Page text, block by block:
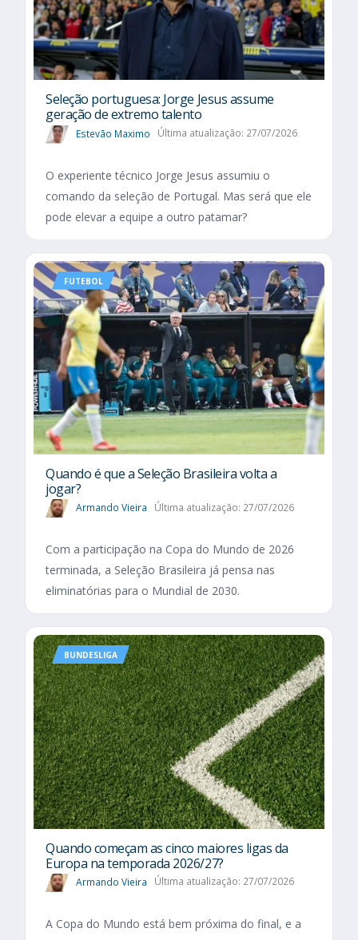
Seleção portuguesa: Jorge Jesus assume
geração de extremo talento
Estevão Maximo Última atualização: 27/07/2026
O experiente técnico Jorge Jesus assumiu o
comando da seleção de Portugal. Mas será que ele
pode elevar a equipe a outro patamar?
FUTEBOL
Quando é que a Seleção Brasileira volta a
jogar?
Armando Vieira Última atualização: 27/07/2026
Com a participação na Copa do Mundo de 2026
terminada, a Seleção Brasileira já pensa nas
eliminatórias para o Mundial de 2030.
BUNDESLIGA
Quando começam as cinco maiores ligas da
Europa na temporada 2026/27?
Armando Vieira Última atualização: 27/07/2026
A Copa do Mundo está bem próxima do final, e a